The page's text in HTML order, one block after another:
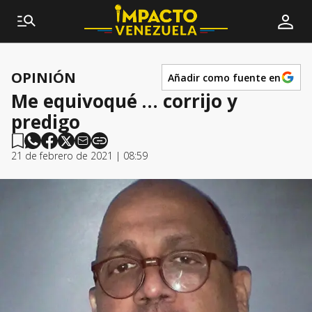
OPINIÓN Añadir como fuente en
Me equivoqué … corrijo y
predigo
21 de febrero de 2021 | 08:59